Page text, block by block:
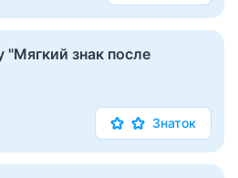
"Мягкий знак после
Знаток